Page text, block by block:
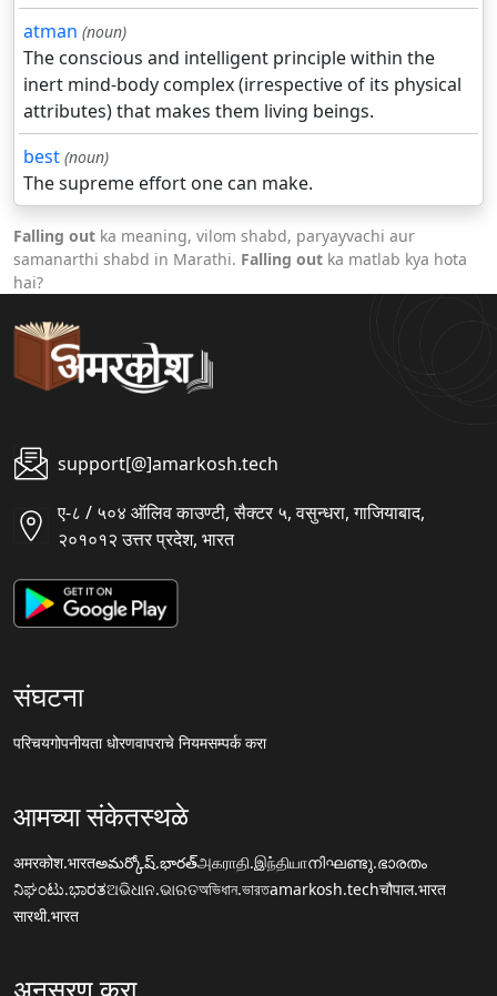
atman (noun)
The conscious and intelligent principle within the
inert mind-body complex (irrespective of its physical
attributes) that makes them living beings.
best (noun)
The supreme effort one can make.
Falling out ka meaning, vilom shabd, paryayvachi aur
samanarthi shabd in Marathi. Falling out ka matlab kya hota
hai?
support[@]amarkosh.tech
ए-८ / ५०४ ऑलिव काउण्टी, सैक्टर ५, वसुन्धरा, गाजियाबाद,
२०१०१२ उत्तर प्रदेश, भारत
संघटना
परिचयगोपनीयता धोरणवापराचे नियमसम्पर्क करा
आमच्या संकेतस्थळे
अमरकोश.भारतఅమర్కోష్.భారత్அகராதி.இந்தியாനിഘണ്ടു.ഭാരതം
ನಿಘಂಟು.ಭಾರತଅଭିଧାନ.ଭାରତঅভিধান.ভারতamarkosh.techचौपाल.भारत
सारथी.भारत